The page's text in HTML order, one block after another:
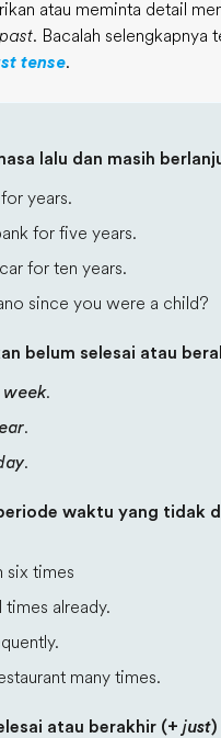
atau meminta detail
. Bacalah selengkapnya
tense.
lalu dan masih
years.
for five years.
for ten years.
since you were a child?
belum selesai atau
week.
.
.
waktu yang tidak
six times
times already.
many times.
atau berakhir (+ just)